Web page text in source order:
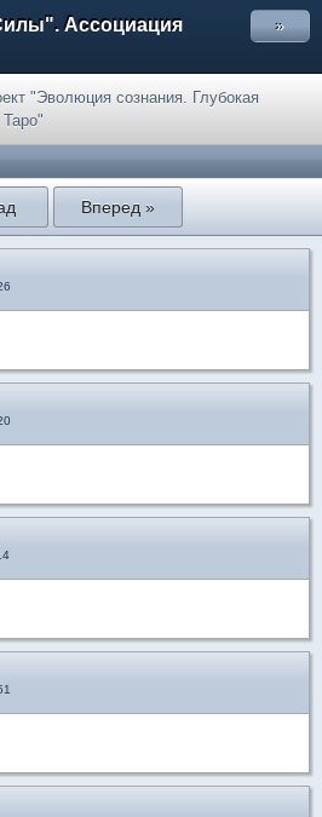
Ассоциация
»
"Эволюция сознания. Глубокая
Таро"
Вперед »